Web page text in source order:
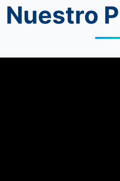
Nuestro